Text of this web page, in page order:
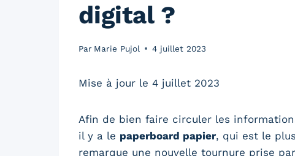
digital ?
Par Marie Pujol 4 juillet 2023
Mise à jour le 4 juillet 2023
Afin de bien faire circuler les
il y a le paperboard papier, qui est le
remarque une nouvelle tournure prise